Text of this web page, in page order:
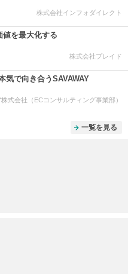
株式会社インフォダイレクト
を最大化する
株式会社プレイド
気で向き合うSAVAWAY
株式会社（ECコンサルティング事業部）
一覧を見る